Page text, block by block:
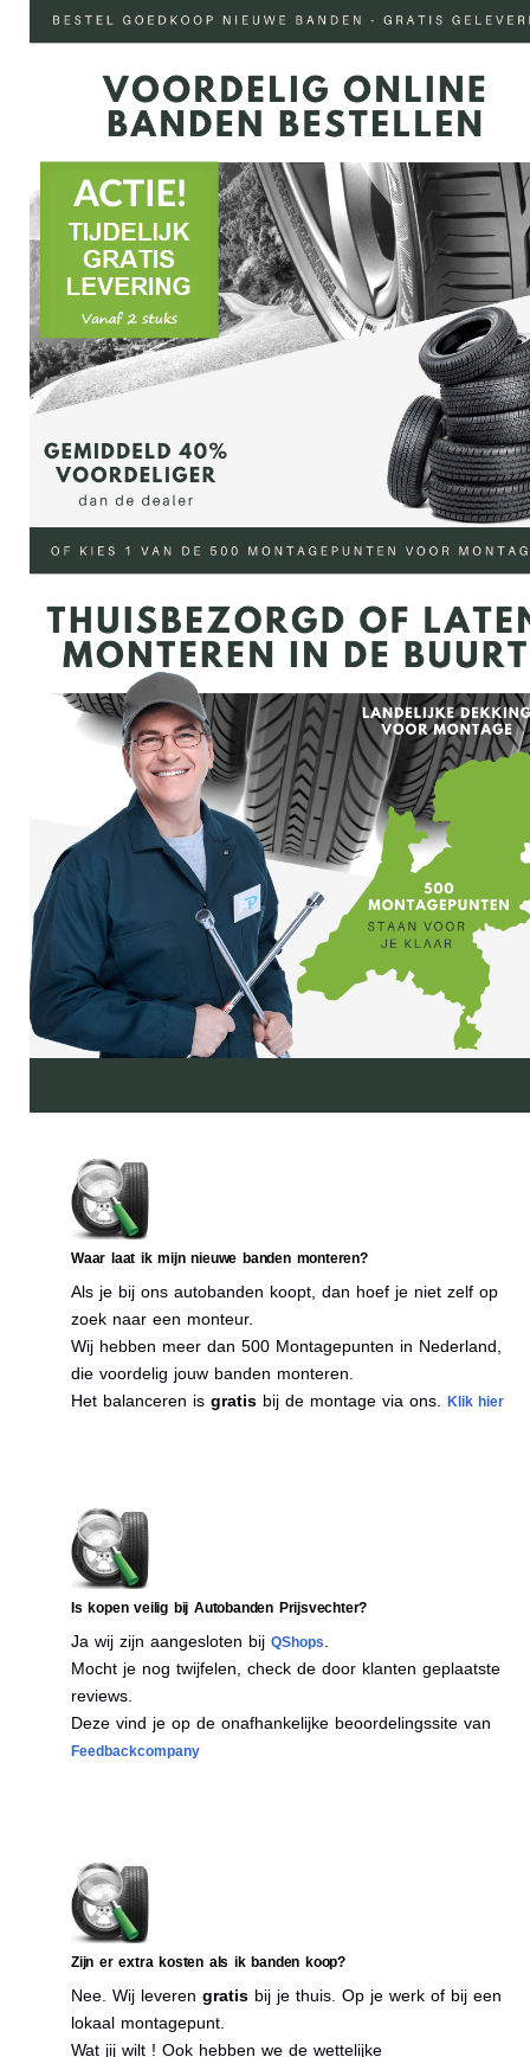
Waar laat ik mijn nieuwe banden monteren?
Als je bij ons autobanden koopt, dan hoef je niet zelf op
zoek naar een monteur.
Wij hebben meer dan 500 Montagepunten in Nederland,
die voordelig jouw banden monteren.
Het balanceren is gratis bij de montage via ons. Klik hier
Is kopen veilig bij Autobanden Prijsvechter?
Ja wij zijn aangesloten bij QShops
Mocht je nog twijfelen, check de door klanten geplaatste
reviews.
Deze vind je op de onafhankelijke beoordelingssite van
Feedbackcompany
Zijn er extra kosten als ik banden koop?
Nee. Wij leveren gratis bij je thuis. Op je werk of bij een
lokaal montagepunt.
Wat jij wilt ! Ook hebben we de wettelijke